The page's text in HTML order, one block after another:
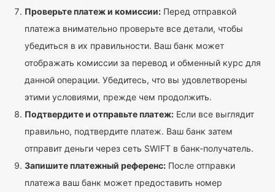
Проверьте платеж и комиссии: Перед отправкой
платежа внимательно проверьте все детали, чтобы
убедиться в их правильности. Ваш банк может
отображать комиссии за перевод и обменный курс для
данной операции. Убедитесь, что вы удовлетворены
этими условиями, прежде чем продолжить.
Подтвердите и отправьте платеж: Если все выглядит
правильно, подтвердите платеж. Ваш банк затем
отправит деньги через сеть SWIFT в банк-получатель.
Запишите платежный референс: После отправки
платежа ваш банк может предоставить номер